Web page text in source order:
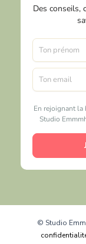
Des conseils,
En rejoignant la
Studio
© Studio